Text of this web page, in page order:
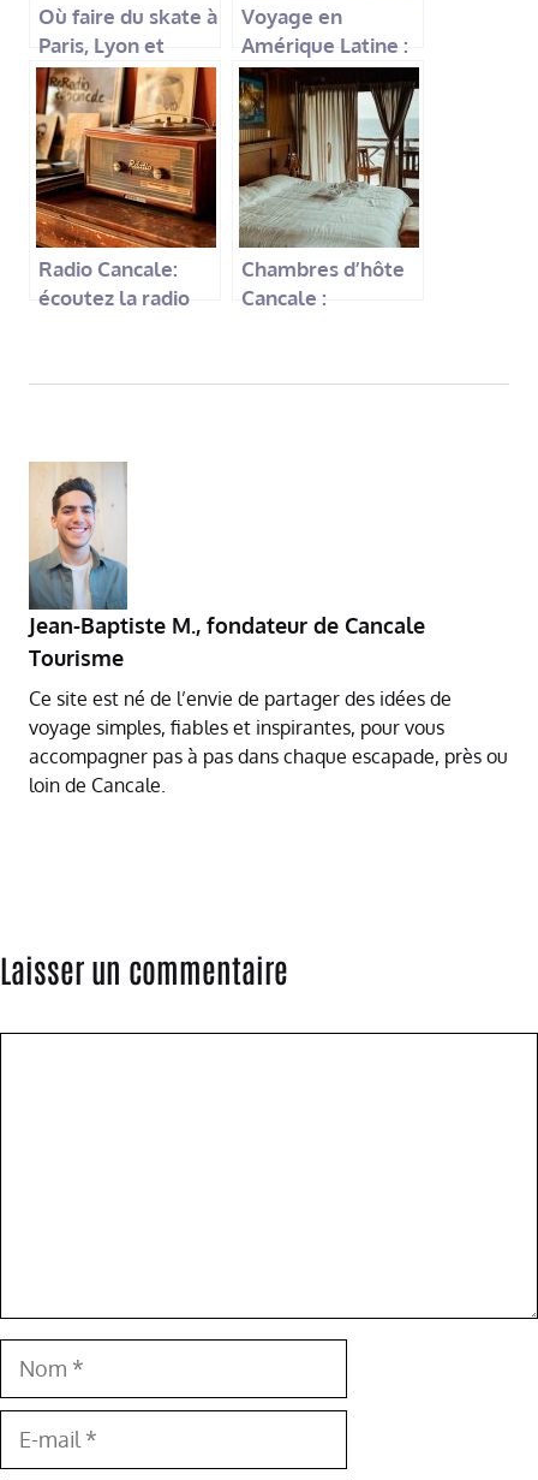
Où faire du skate à
Paris, Lyon et
Marseille ?
Voyage en
Amérique Latine :
craquez pour un
itinéraire sur-
mesure !
Radio Cancale:
écoutez la radio
direct
Chambres d’hôte
Cancale :
séjour réussi
Jean-Baptiste M., fondateur de Cancale
Tourisme
Ce site est né de l’envie de partager des idées de
voyage simples, fiables et inspirantes, pour vous
accompagner pas à pas dans chaque escapade, près ou
loin de Cancale.
Laisser un commentaire